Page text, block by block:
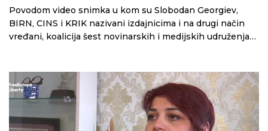
Povodom video snimka u kom su Slobodan Georgiev,
BIRN, CINS i KRIK nazivani izdajnicima i na drugi način
vređani, koalicija šest novinarskih i medijskih udruženja
napad reagovali i UNS i Harlem Dezir, predstavnik OEBS-
a